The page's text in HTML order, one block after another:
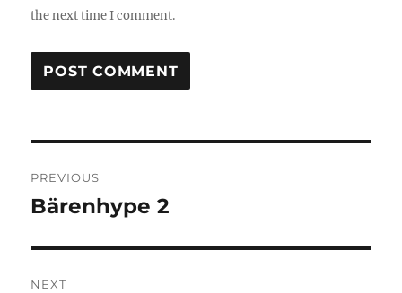
the next time I comment.
navigation
PREVIOUS
Previous
Bärenhype 2
NEXT